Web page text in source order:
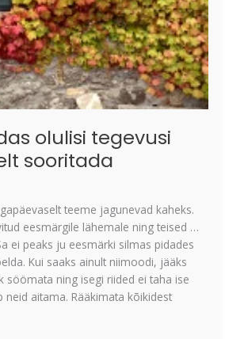
olulisi tegevusi
sooritada
teeme jagunevad kaheks.
eesmärgile lähemale ning teised …
ei peaks ju eesmärki silmas pidades
Kui saaks ainult niimoodi, jääks
söömata ning isegi riided ei taha ise
neid aitama. Rääkimata kõikidest